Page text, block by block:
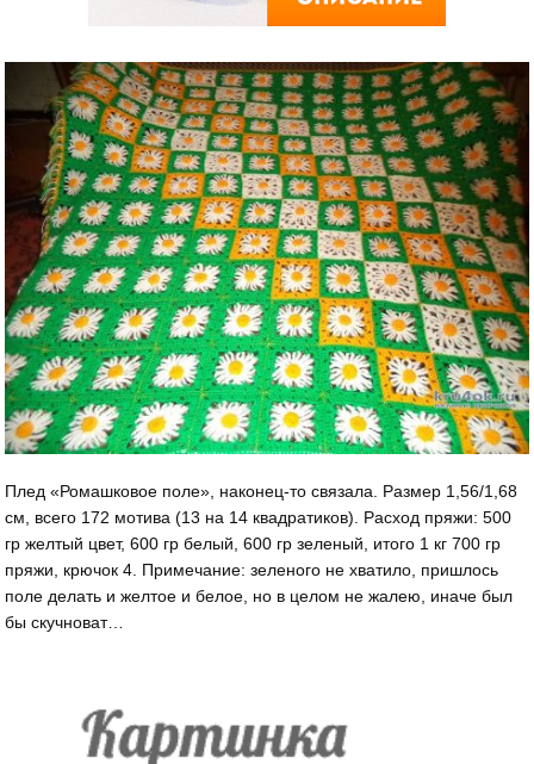
Плед «Ромашковое поле», наконец-то связала. Размер 1,56/1,68
см, всего 172 мотива (13 на 14 квадратиков). Расход пряжи: 500
гр желтый цвет, 600 гр белый, 600 гр зеленый, итого 1 кг 700 гр
пряжи, крючок 4. Примечание: зеленого не хватило, пришлось
поле делать и желтое и белое, но в целом не жалею, иначе был
бы скучноват…